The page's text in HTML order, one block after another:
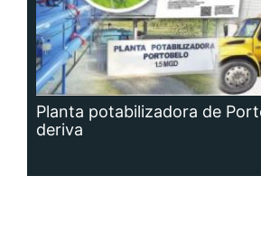
Planta potabilizadora de
deriva